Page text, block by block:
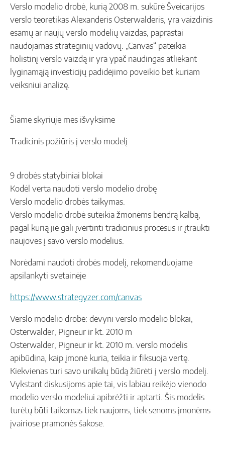
Verslo modelio drobė, kurią 2008 m. sukūrė Šveicarijos
verslo teoretikas Alexanderis Osterwalderis, yra vaizdinis
esamų ar naujų verslo modelių vaizdas, paprastai
naudojamas strateginių vadovų. „Canvas“ pateikia
holistinį verslo vaizdą ir yra ypač naudingas atliekant
lyginamąją investicijų padidėjimo poveikio bet kuriam
veiksniui analizę.
Šiame skyriuje mes išvyksime
Tradicinis požiūris į verslo modelį
9 drobės statybiniai blokai
Kodėl verta naudoti verslo modelio drobę
Verslo modelio drobės taikymas.
Verslo modelio drobė suteikia žmonėms bendrą kalbą,
pagal kurią jie gali įvertinti tradicinius procesus ir įtraukti
naujoves į savo verslo modelius.
Norėdami naudoti drobės modelį, rekomenduojame
apsilankyti svetainėje
https://www.strategyzer.com/canvas
Verslo modelio drobė: devyni verslo modelio blokai,
Osterwalder, Pigneur ir kt. 2010 m
Osterwalder, Pigneur ir kt. 2010 m. verslo modelis
apibūdina, kaip įmonė kuria, teikia ir fiksuoja vertę.
Kiekvienas turi savo unikalų būdą žiūrėti į verslo modelį.
Vykstant diskusijoms apie tai, vis labiau reikėjo vienodo
modelio verslo modeliui apibrėžti ir aptarti. Šis modelis
turėtų būti taikomas tiek naujoms, tiek senoms įmonėms
įvairiose pramonės šakose.